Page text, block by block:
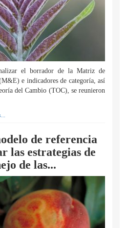
el borrador de la Matriz de
e indicadores de categoría, así
del Cambio (TOC), se reunieron
de referencia
las estrategias de
de las...